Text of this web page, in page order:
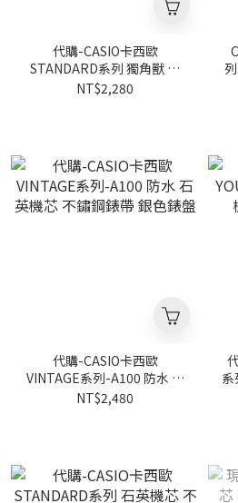
代購-CASIO卡西歐
STANDARD系列 獨角獸 防
水 三盤六眼 石英機芯 皮革錶
NT$2,280
代購-CASIO卡西歐
VINTAGE系列-A100 防水 石
英機芯 不鏽鋼錶帶 銀色錶盤
NT$2,480
系